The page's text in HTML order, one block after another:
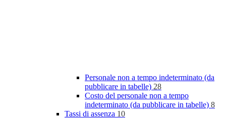
Personale non a tempo indeterminato (da
pubblicare in tabelle) 28
Costo del personale non a tempo
indeterminato (da pubblicare in tabelle) 8
Tassi di assenza 10